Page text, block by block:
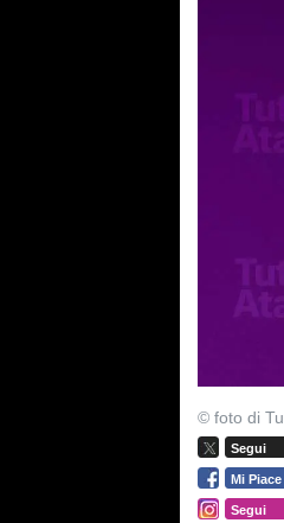
© foto di
Segui
Mi Piace
Segui